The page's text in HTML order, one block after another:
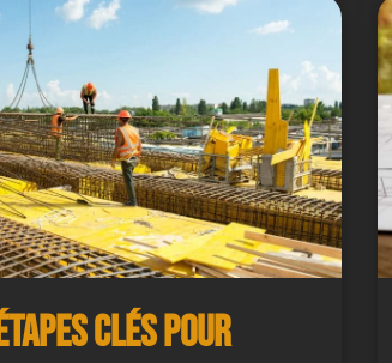
Clés pour